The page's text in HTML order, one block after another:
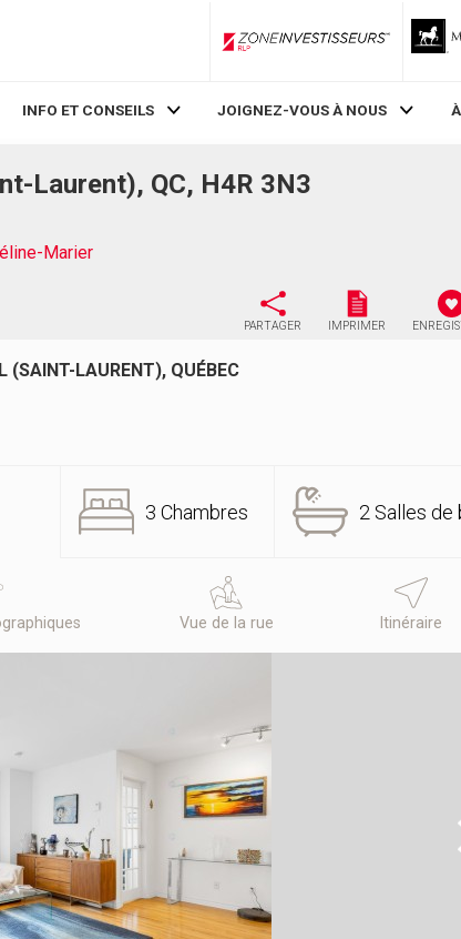
ZoneInvestisseurs RLP
INFO ET CONSEILS JOIGNEZ-VOUS À NOUS
Laurent), QC, H4R 3N3
Marier
PARTAGER
IMPRIMER
(SAINT-LAURENT), QUÉBEC
3 Chambres 2 Salles de
Vue de la rue Itinéraire